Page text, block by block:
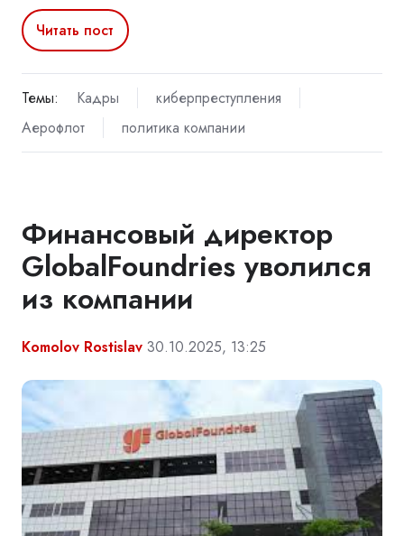
Читать пост
Темы: Кадры
киберпреступления
Аерофлот
политика компании
Финансовый директор
GlobalFoundries уволился
из компании
Komolov Rostislav 30.10.2025, 13:25